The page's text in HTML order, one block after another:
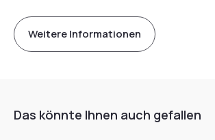
Weitere Informationen
Das könnte Ihnen auch gefallen